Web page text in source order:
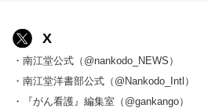
X
・南江堂公式（@nankodo_NEWS）
・南江堂洋書部公式（@Nankodo_Intl）
・『がん看護』編集室（@gankango）